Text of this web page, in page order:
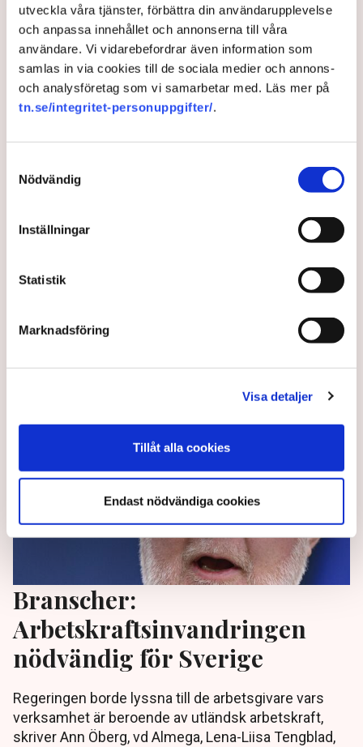
utveckla våra tjänster, förbättra din användarupplevelse
och anpassa innehållet och annonserna till våra
användare. Vi vidarebefordrar även information som
samlas in via cookies till de sociala medier och annons-
och analysföretag som vi samarbetar med. Läs mer på
tn.se/integritet-personuppgifter/.
Nödvändig
Inställningar
Statistik
Marknadsföring
Visa detaljer
Tillåt alla cookies
Endast nödvändiga cookies
behöver tänka om kring
arbetskraftsinvandring
utmanar den svenska modellen. Det skriver Jonas
förbundsordförande Hotell-och restaurangfacket, i
Altinget.
2 years ago | Av: Redaktionen
Branscher:
Arbetskraftsinvandringen
nödvändig för Sverige
Regeringen borde lyssna till de arbetsgivare vars
verksamhet är beroende av utländsk arbetskraft,
skriver Ann Öberg, vd Almega, Lena-Liisa Tengblad,